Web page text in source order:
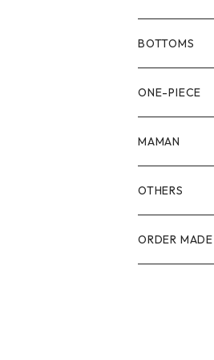
80size
90size
100size
110size
BOTTOMS
80size
90size
100size
110size
ONE-PIECE
80size
90size
100size
MAMAN
OTHERS
ORDER MADE